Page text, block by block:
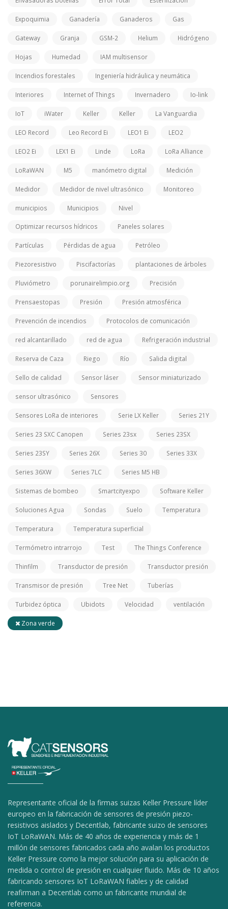
Expoquimia Ganadería Ganaderos Gas
Gateway Granja GSM-2 Helium Hidrógeno
Hojas Humedad IAM multisensor
Incendios forestales Ingeniería hidráulica y neumática
Interiores Internet of Things Invernadero Io-link
IoT iWater Keller Keller La Vanguardia
LEO Record Leo Record Ei LEO1 Ei LEO2
LEO2 Ei LEX1 Ei Linde LoRa LoRa Alliance
LoRaWAN M5 manómetro digital Medición
Medidor Medidor de nivel ultrasónico Monitoreo
municipios Municipios Nivel
Optimizar recursos hídricos Paneles solares
Partículas Pérdidas de agua Petróleo
Piezoresistivo Piscifactorías plantaciones de árboles
Pluviómetro porunairelimpio.org Precisión
Prensaestopas Presión Presión atmosférica
Prevención de incendios Protocolos de comunicación
red alcantarillado red de agua Refrigeración industrial
Reserva de Caza Riego Río Salida digital
Sello de calidad Sensor láser Sensor miniaturizado
sensor ultrasónico Sensores
Sensores LoRa de interiores Serie LX Keller Series 21Y
Series 23 SXC Canopen Series 23sx Series 23SX
Series 23SY Series 26X Series 30 Series 33X
Series 36XW Series 7LC Series M5 HB
Sistemas de bombeo Smartcityexpo Software Keller
Soluciones Agua Sondas Suelo Temperatura
Temperatura Temperatura superficial
Termómetro intrarrojo Test The Things Conference
Thinfilm Transductor de presión Transductor presión
Transmisor de presión Tree Net Tuberías
Turbidez óptica Ubidots Velocidad ventilación
Zona verde
Representante oficial de la firmas suizas Keller Pressure líder
europeo en la fabricación de sensores de presión piezo-
resistivos aislados y Decentlab, fabricante suizo de sensores
IoT LoRaWAN. Más de 40 años de experiencia y más de 1
millón de sensores fabricados cada año avalan los productos
Keller Pressure como la mejor solución para su aplicación de
medida o control de presión en cualquier fluido. Más de 10 años
fabricando sensores IoT LoRaWAN fiables y de calidad
reafirman a Decentlab como un fabricante mundial de
referencia.